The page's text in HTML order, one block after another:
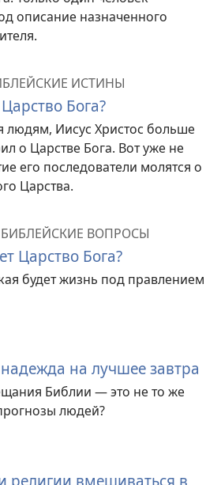
описание назначенного
ИСТИНЫ
Бога?
людям, Иисус Христос больше
о Царстве Бога. Вот уже не
его последователи молятся о
Царства.
ВОПРОСЫ
Царство Бога?
будет жизнь под правлением
на лучшее завтра
Библии — это не то же
людей?
религии вмешиваться в